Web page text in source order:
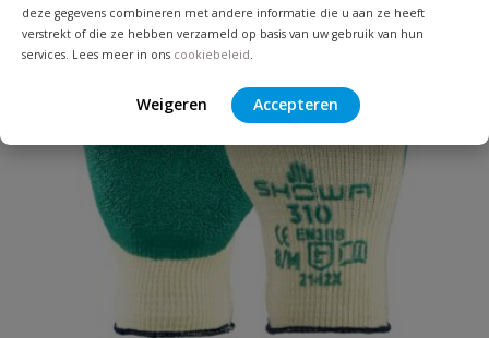
deze gegevens combineren met andere informatie die u aan ze heeft
verstrekt of die ze hebben verzameld op basis van uw gebruik van hun
services. Lees meer in ons cookiebeleid
Weigeren Accepteren